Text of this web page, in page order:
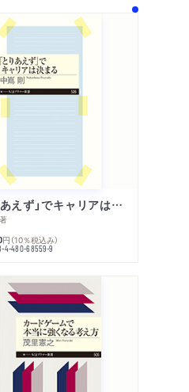
「とりあえず」でキャリアは決まる
著
円 （10％税込み）
4-480-68559-9